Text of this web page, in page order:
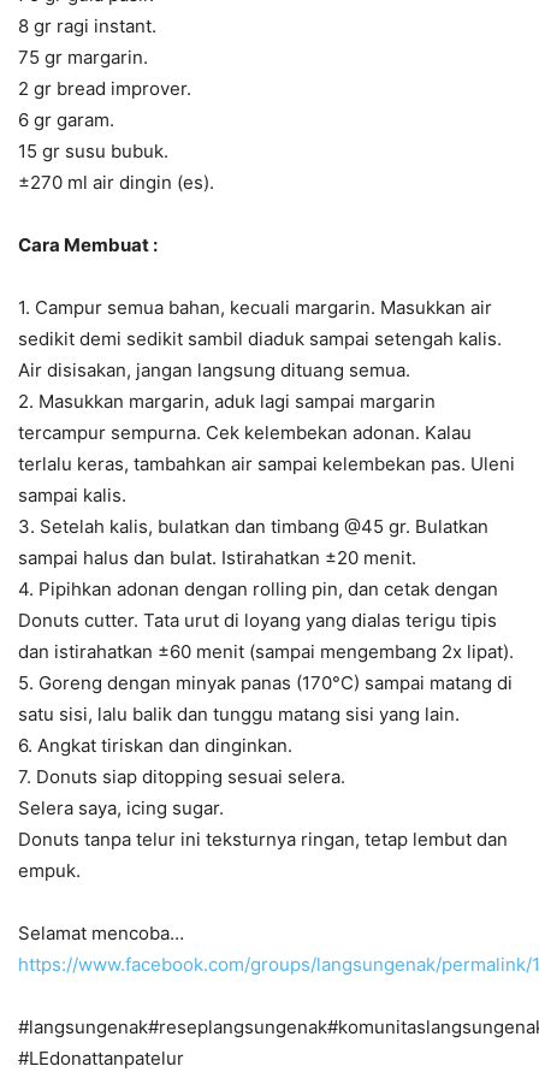
8 gr ragi instant.
75 gr margarin.
2 gr bread improver.
6 gr garam.
15 gr susu bubuk.
±270 ml air dingin (es).
Cara Membuat :
1. Campur semua bahan, kecuali margarin. Masukkan air
sedikit demi sedikit sambil diaduk sampai setengah kalis.
Air disisakan, jangan langsung dituang semua.
2. Masukkan margarin, aduk lagi sampai margarin
tercampur sempurna. Cek kelembekan adonan. Kalau
terlalu keras, tambahkan air sampai kelembekan pas. Uleni
sampai kalis.
3. Setelah kalis, bulatkan dan timbang @45 gr. Bulatkan
sampai halus dan bulat. Istirahatkan ±20 menit.
4. Pipihkan adonan dengan rolling pin, dan cetak dengan
Donuts cutter. Tata urut di loyang yang dialas terigu tipis
dan istirahatkan ±60 menit (sampai mengembang 2x lipat).
5. Goreng dengan minyak panas (170°C) sampai matang di
satu sisi, lalu balik dan tunggu matang sisi yang lain.
6. Angkat tiriskan dan dinginkan.
7. Donuts siap ditopping sesuai selera.
Selera saya, icing sugar.
Donuts tanpa telur ini teksturnya ringan, tetap lembut dan
empuk.
Selamat mencoba…
https://www.facebook.com/groups/langsungenak/
#LEdonattanpatelur